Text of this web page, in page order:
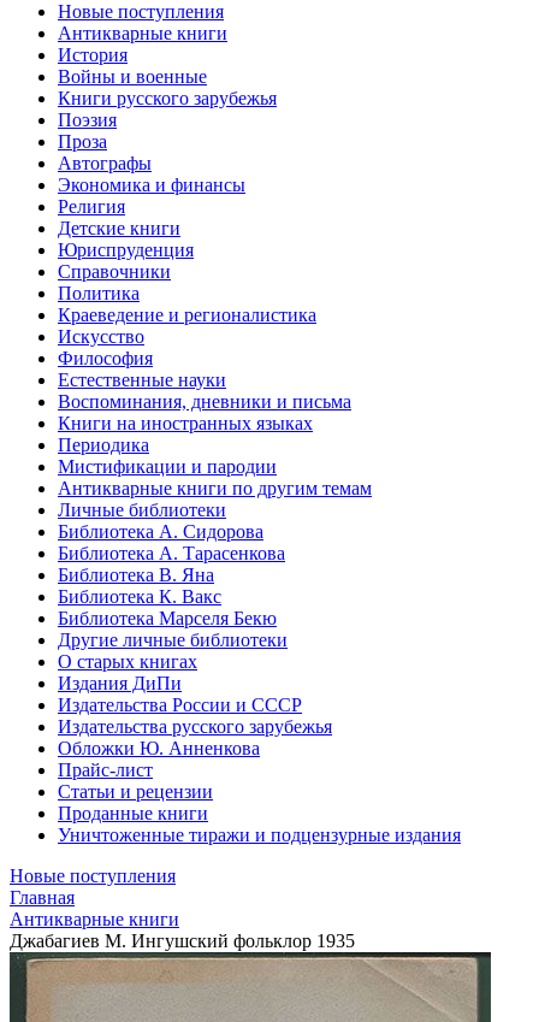
Новые поступления
Антикварные книги
История
Войны и военные
Книги русского зарубежья
Поэзия
Проза
Автографы
Экономика и финансы
Религия
Детские книги
Юриспруденция
Справочники
Политика
Краеведение и регионалистика
Искусство
Философия
Естественные науки
Воспоминания, дневники и письма
Книги на иностранных языках
Периодика
Мистификации и пародии
Антикварные книги по другим темам
Личные библиотеки
Библиотека А. Сидорова
Библиотека А. Тарасенкова
Библиотека В. Яна
Библиотека К. Вакс
Библиотека Марселя Бекю
Другие личные библиотеки
О старых книгах
Издания ДиПи
Издательства России и СССР
Издательства русского зарубежья
Обложки Ю. Анненкова
Прайс-лист
Статьи и рецензии
Проданные книги
Уничтоженные тиражи и подцензурные издания
Новые поступления
Главная
Антикварные книги
Джабагиев М. Ингушский фольклор 1935